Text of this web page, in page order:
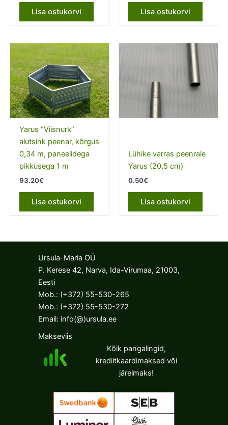
Lisa ostukorvi Lisa ostukorvi
Yarus “Viisnurk”
alutsink peenar, kõrgus
0,34 m, paneelidega
pikkusega 1 m
93.20€
Lisa ostukorvi
Lühike varras peenrale
Yarus (20,5 cm)
0.50€
Lisa ostukorvi
Ursula-Maria OÜ
P. Kerese 42, Narva, Ida-Virumaa, 21003,
Eesti
Mob.: (+372) 55-530-265
Mob.: (+372) 55-530-272
Email: info(@)ursula.ee
Makseviis
Kõik pangalingid,
krediitkaardimaksed või
järelmaks!